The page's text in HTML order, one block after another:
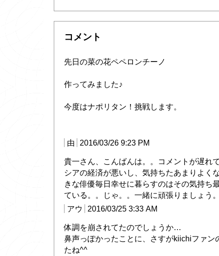
コメント
先日の菜の花ペペロンチーノ
作ってみました♪
今度はナポリタン！挑戦します。
由 2016/03/26 9:23 PM
貴一さん、こんばんは。。コメントが遅れ
シアの経済が悪いし、気持ちたあまりよく
きな俳優毎日幸せに暮らすのはその気持ち
ている。。じゃ。。一緒に頑張りましょう
アウ
2016/03/25 3:33 AM
体調を崩されてたのでしょうか…
鼻声っぽかったことに、さすがkiichiファン
たね^^